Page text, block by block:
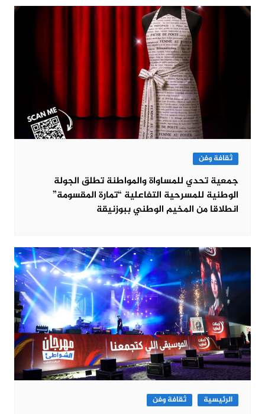
ثقافة وفن
جمعية تحدي للمساواة والمواطنة تطلق الجولة
الوطنية للمسرحية التفاعلية “تمارة المقسومة”
انطلاقا من المخيم الوطني ببوزنيقة
الرئيسية ثقافة وفن